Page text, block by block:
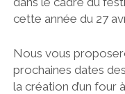
cette année du 27
Nous vous
prochaines dates
la création d’un four